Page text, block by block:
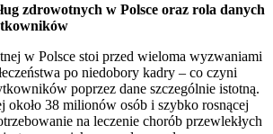
zdrowotnych w Polsce oraz rola danych
w Polsce stoi przed wieloma wyzwaniami
po niedobory kadry – co czyni
poprzez dane szczególnie istotną.
około 38 milionów osób i szybko rosnącej
na leczenie chorób przewlekłych